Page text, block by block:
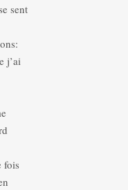
sent
j’ai
fois